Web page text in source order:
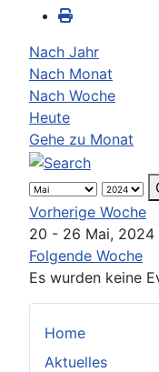
Home
Aktuelles
Nach Jahr
Nach Monat
Nach Woche
Heute
Gehe zu Monat
Vorherige Woche
20 - 26 Mai, 2024
Folgende Woche
Es wurden keine